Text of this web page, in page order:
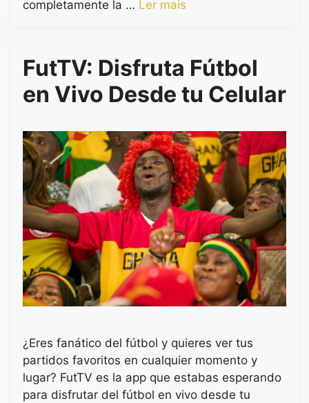
completamente la … Ler mais
FutTV: Disfruta Fútbol
en Vivo Desde tu Celular
¿Eres fanático del fútbol y quieres ver tus
partidos favoritos en cualquier momento y
lugar? FutTV es la app que estabas esperando
para disfrutar del fútbol en vivo desde tu